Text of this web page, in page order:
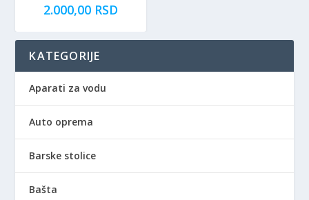
2.000,00 RSD
KATEGORIJE
Aparati za vodu
Auto oprema
Barske stolice
Bašta